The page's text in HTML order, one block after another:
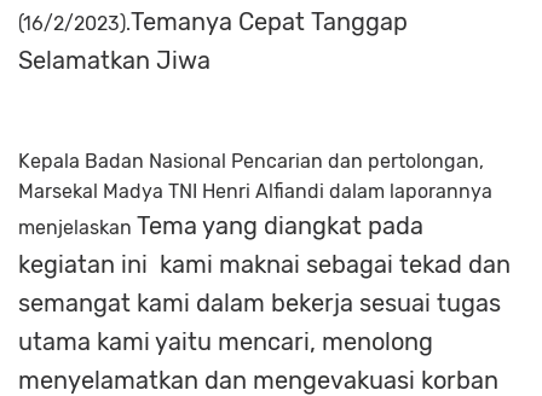
(16/2/2023).Temanya Cepat Tanggap
Selamatkan Jiwa
Kepala Badan Nasional Pencarian dan pertolongan,
Marsekal Madya TNI Henri Alfiandi dalam laporannya
menjelaskan Tema yang diangkat pada
kegiatan ini kami maknai sebagai tekad dan
semangat kami dalam bekerja sesuai tugas
utama kami yaitu mencari, menolong
menyelamatkan dan mengevakuasi korban